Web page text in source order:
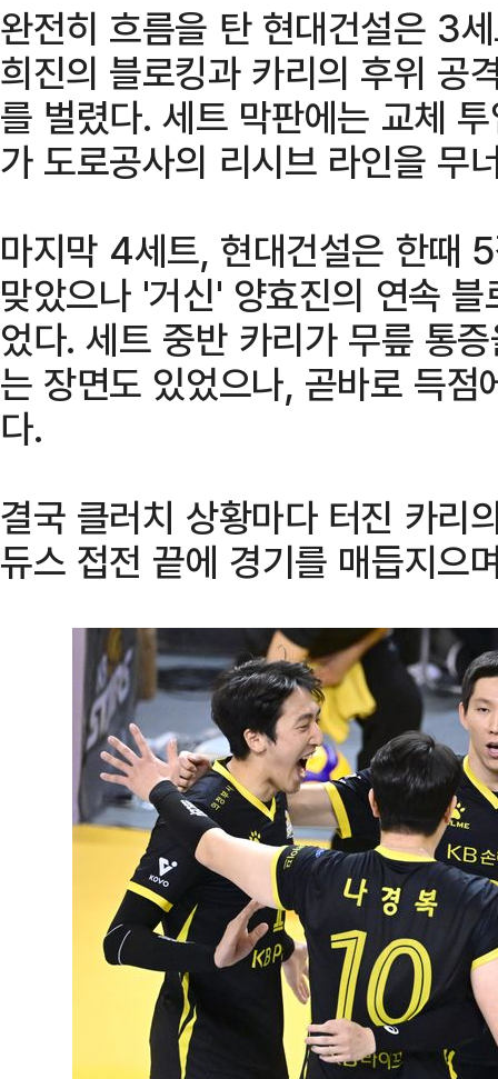
완전히 흐름을 탄 현대건설은 3
희진의 블로킹과 카리의 후위 공
를 벌렸다. 세트 막판에는 교체
가 도로공사의 리시브 라인을 무
마지막 4세트, 현대건설은 한때
맞았으나 '거신' 양효진의 연속
었다. 세트 중반 카리가 무릎 통
는 장면도 있었으나, 곧바로 득
다.
결국 클러치 상황마다 터진 카리
듀스 접전 끝에 경기를 매듭지으